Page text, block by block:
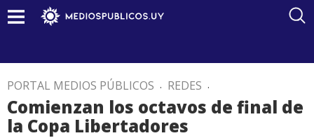
PORTAL MEDIOS PÚBLICOS . REDES .
Comienzan los octavos de final de
la Copa Libertadores